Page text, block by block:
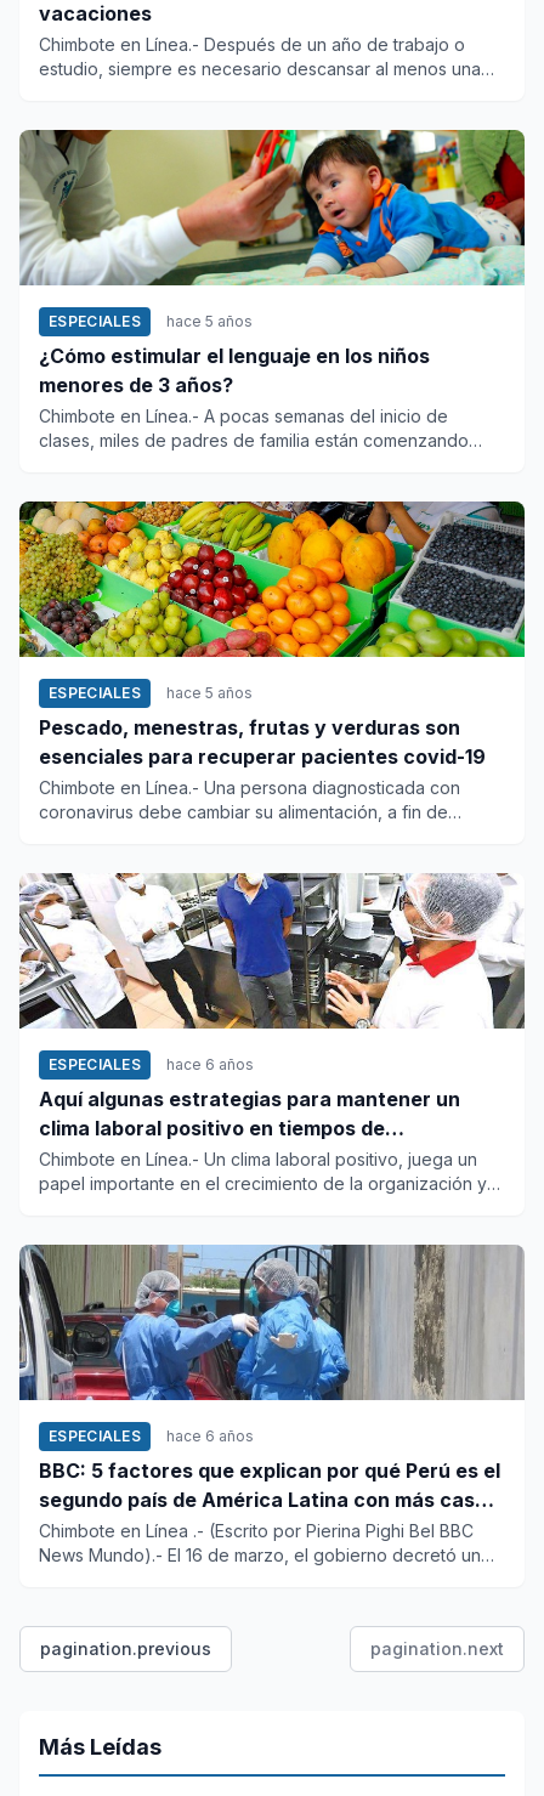
vacaciones
Chimbote en Línea.- Después de un año de trabajo o
estudio, siempre es necesario descansar al menos una
ESPECIALES hace 5 años
¿Cómo estimular el lenguaje en los niños
menores de 3 años?
Chimbote en Línea.- A pocas semanas del inicio de
clases, miles de padres de familia están comenzando
ESPECIALES hace 5 años
Pescado, menestras, frutas y verduras son
esenciales para recuperar pacientes covid-19
Chimbote en Línea.- Una persona diagnosticada con
coronavirus debe cambiar su alimentación, a fin de
ESPECIALES hace 6 años
Aquí algunas estrategias para mantener un
clima laboral positivo en tiempos de
confinamiento
Chimbote en Línea.- Un clima laboral positivo, juega un
papel importante en el crecimiento de la organización y
ESPECIALES hace 6 años
BBC: 5 factores que explican por qué Perú es el
segundo país de América Latina con más casos
de covid-19
Chimbote en Línea .- (Escrito por Pierina Pighi Bel BBC
News Mundo).- El 16 de marzo, el gobierno decretó un
pagination.previous pagination.next
Más Leídas